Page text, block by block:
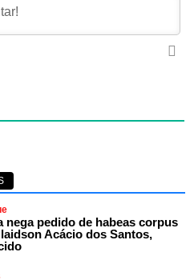
nega pedido de habeas corpus
Acácio dos Santos,